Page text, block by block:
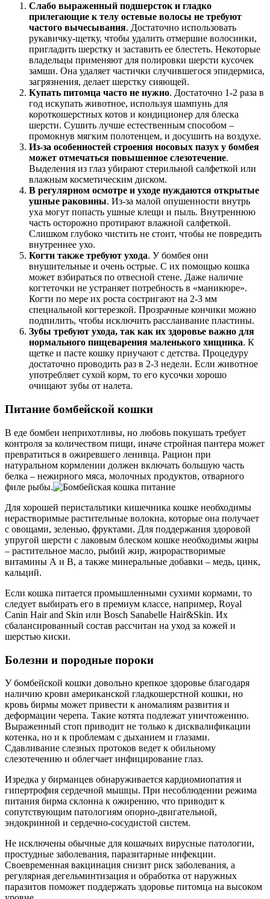
Слабо выраженный подшерсток и гладко
прилегающие к телу остевые волосы не требуют
частого вычесывания. Достаточно использовать
рукавичку-щетку, чтобы удалить отмершие волосинки,
пригладить шерстку и заставить ее блестеть. Некоторые
владельцы применяют для полировки шерсти кусочек
замши. Она удаляет частички случившегося эпидермиса,
загрязнения, делает шерстку сияющей.
Купать питомца часто не нужно. Достаточно 1-2 раза в
год искупать животное, используя шампунь для
короткошерстных котов и кондиционер для блеска
шерсти. Сушить лучше естественным способом –
промокнув мягким полотенцем, и досушить на воздухе.
Из-за особенностей строения носовых пазух у бомбея
может отмечаться повышенное слезотечение.
Выделения из глаз убирают стерильной салфеткой или
влажным косметическим диском.
В регулярном осмотре и уходе нуждаются открытые
ушные раковины. Из-за малой опушенности внутрь
уха могут попасть ушные клещи и пыль. Внутреннюю
часть осторожно протирают влажной салфеткой.
Слишком глубоко чистить не стоит, чтобы не повредить
внутреннее ухо.
Когти также требуют ухода. У бомбея они
внушительные и очень острые. С их помощью кошка
может взбираться по отвесной стене. Даже наличие
когтеточки не устраняет потребность в «маникюре».
Когти по мере их роста состригают на 2-3 мм
специальной когтерезкой. Прозрачные кончики можно
подпилить, чтобы исключить расслаивание пластины.
Зубы требуют ухода, так как их здоровье важно для
нормального пищеварения маленького хищника. К
щетке и пасте кошку приучают с детства. Процедуру
достаточно проводить раз в 2-3 недели. Если животное
употребляет сухой корм, то его кусочки хорошо
очищают зубы от налета.
Питание бомбейской кошки
В еде бомбеи неприхотливы, но любовь покушать требует
контроля за количеством пищи, иначе стройная пантера может
превратиться в ожиревшего ленивца. Рацион при
натуральном кормлении должен включать большую часть
белка – нежирного мяса, молочных продуктов, отварного
филе рыбы.
Для хорошей перистальтики кишечника кошке необходимы
нерастворимые растительные волокна, которые она получает
с овощами, зеленью, фруктами. Для поддержания здоровой
упругой шерсти с лаковым блеском кошке необходимы жиры
– растительное масло, рыбий жир, жирорастворимые
витамины А и В, а также минеральные добавки – медь, цинк,
кальций.
Если кошка питается промышленными сухими кормами, то
следует выбирать его в премиум классе, например, Royal
Canin Hair and Skin или Bosch Sanabelle Hair&Skin. Их
сбалансированный состав рассчитан на уход за кожей и
шерстью киски.
Болезни и породные пороки
У бомбейской кошки довольно крепкое здоровье благодаря
наличию крови американской гладкошерстной кошки, но
кровь бирмы может привести к аномалиям развития и
деформации черепа. Такие котята подлежат уничтожению.
Выраженный стоп приводит не только к дисквалификации
котенка, но и к проблемам с дыханием и глазами.
Сдавливание слезных протоков ведет к обильному
слезотечению и облегчает инфицирование глаз.
Изредка у бирманцев обнаруживается кардиомиопатия и
гипертрофия сердечной мышцы. При несоблюдении режима
питания бирма склонна к ожирению, что приводит к
сопутствующим патологиям опорно-двигательной,
эндокринной и сердечно-сосудистой систем.
Не исключены обычные для кошачьих вирусные патологии,
простудные заболевания, паразитарные инфекции.
Своевременная вакцинация снизит риск заболевания, а
регулярная дегельминтизация и обработка от наружных
паразитов поможет поддержать здоровье питомца на высоком